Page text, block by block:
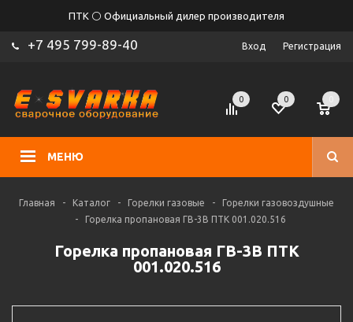
ПТК ⚪ Официальный дилер производителя
+7 495 799-89-40 Вход Регистрация
МЕНЮ
0 0
Главная - Каталог - Горелки газовые -
Горелки газовоздушные
-
Горелка пропановая ГВ-3В ПТК 001.020.516
Горелка пропановая ГВ-3В ПТК
001.020.516